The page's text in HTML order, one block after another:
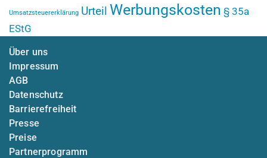
Umsatzsteuererklärung Urteil Werbungskosten § 35a
EStG
Über uns
Impressum
AGB
Datenschutz
Barrierefreiheit
Presse
Preise
Partnerprogramm